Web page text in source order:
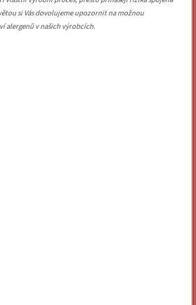
si Vás dovolujeme upozornit na možnou
alergenů v našich výrobcích.